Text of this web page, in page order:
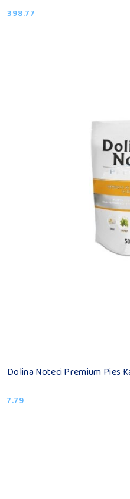
Cena:
398.77
Dolina Noteci Premium Pies
Cena:
7.79